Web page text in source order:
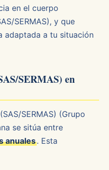
en el cuerpo
SERMAS), y que
adaptada a tu situación
SERMAS) en
SERMAS) (Grupo
se sitúa entre
anuales. Esta